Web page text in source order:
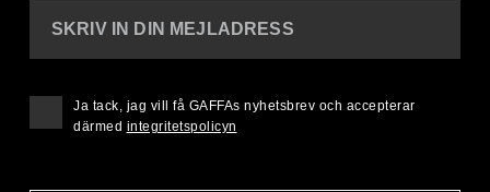
SKRIV IN DIN MEJLADRESS
Ja tack, jag vill få GAFFAs nyhetsbrev och accepterar
därmed integritetspolicyn